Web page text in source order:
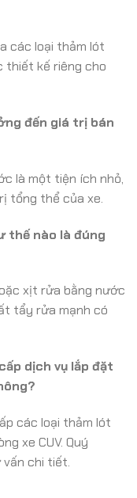
các loại thảm lót
thiết kế riêng cho
đến giá trị bán
là một tiện ích nhỏ,
tổng thể của xe.
thế nào là đúng
xịt rửa bằng nước
tẩy rửa mạnh có
dịch vụ lắp đặt
các loại thảm lót
xe CUV. Quý
chi tiết.